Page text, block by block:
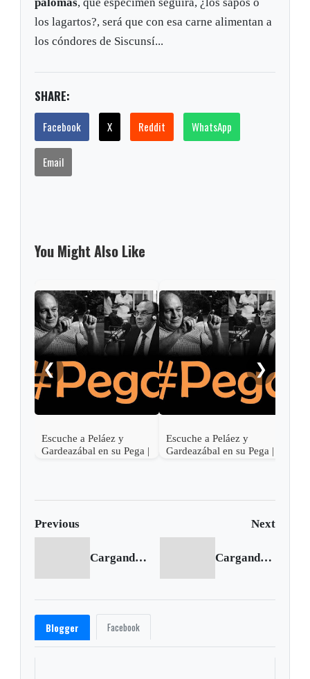
palomas, que espécimen seguirá, ¿los sapos o
los lagartos?, será que con esa carne alimentan a
los cóndores de Siscunsí...
SHARE:
Facebook X Reddit WhatsApp
Email
You Might Also Like
❮
Escuche a Peláez y
Gardeazábal en su Pega |
Escuche a Peláez y
Gardeazábal en su Pega |
❯
Previous Next
Cargando anterior... Cargando siguiente...
Blogger Facebook